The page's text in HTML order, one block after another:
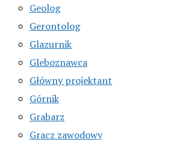
Geolog
Gerontolog
Glazurnik
Gleboznawca
Główny projektant
Górnik
Grabarz
Gracz zawodowy